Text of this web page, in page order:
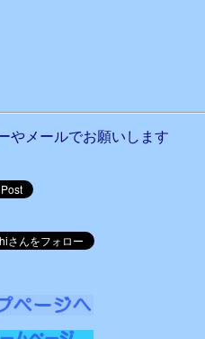
やメールでお願いします